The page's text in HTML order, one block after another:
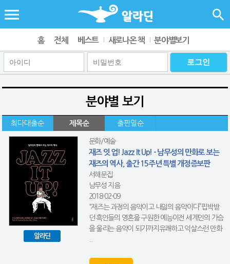
홈 전체 베스트 새로나온 책 분야별보기
분야별 보기
최다대출순 제목순 출판일순
알라딘
문화/예술
재즈 잇 업! Jazz It Up! - 남무성의 만화로 보는
재즈의 역사, 출간 15주년 특별 개정증보판
서해문집
남무성 지음
2018-02-09
“재즈는 과정의 음악이고 내일의 음악이다”핍박받
던 흑인들의 영혼을 구원한 예능이전 세계인의 가슴
을 울리는 음악이 되기까지유쾌하고 익살스런 만화